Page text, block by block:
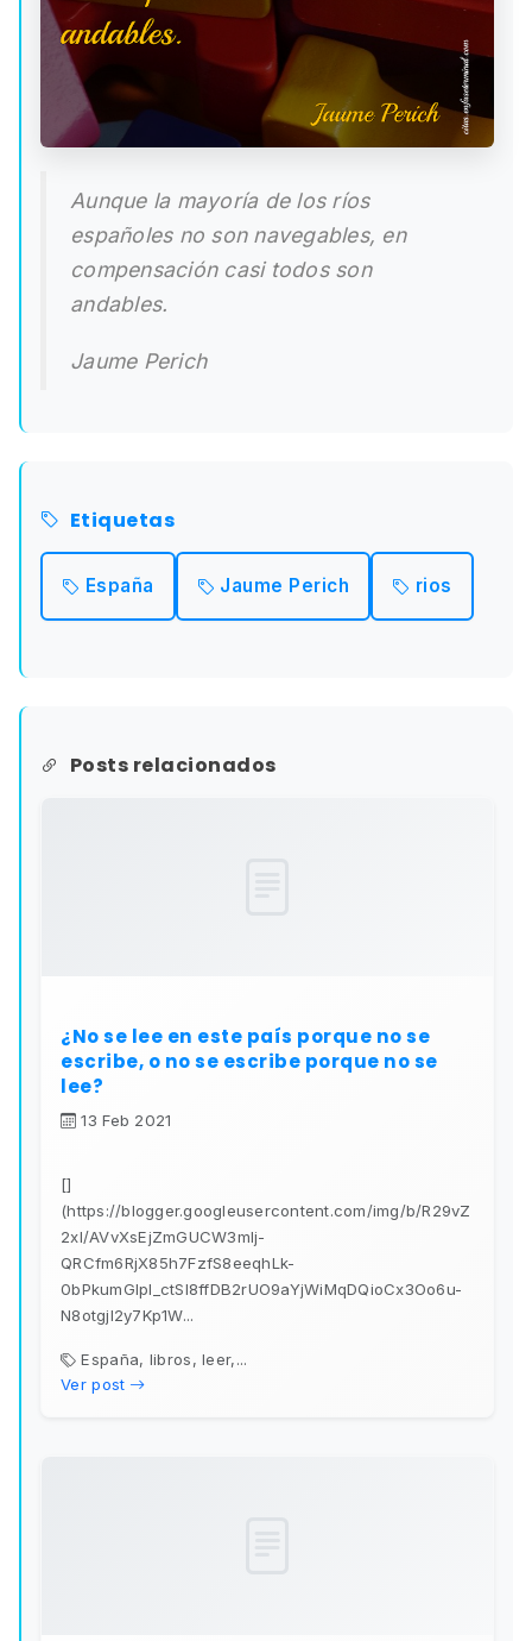
Aunque la mayoría de los ríos
españoles no son navegables, en
compensación casi todos son
andables.
Jaume Perich
Etiquetas
España Jaume Perich rios
Posts relacionados
¿No se lee en este país porque no se
escribe, o no se escribe porque no se
lee?
13 Feb 2021
[]
(https://blogger.googleusercontent.com/img/b/R29vZ
2xl/AVvXsEjZmGUCW3mlj-
QRCfm6RjX85h7FzfS8eeqhLk-
0bPkumGIpl_ctSI8ffDB2rUO9aYjWiMqDQioCx3Oo6u-
N8otgjl2y7Kp1W...
España, libros, leer,...
Ver post